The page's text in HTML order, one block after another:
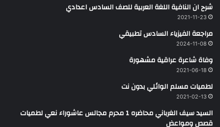
شرح ان النافية اللغة العربية للصف السادس اعدادي
2021-11-23
مراجعة الفيزياء السادس تطبيقي
2024-11-08
وفاة شاعرة عراقية مشهورة
2021-06-18
لطميات مسلم الوائلي بدون نت
2021-02-13
السيد سيف الغرباني محاضره 1 محرم مجالس عاشوراء نعي لطميات
قصص ومواعض